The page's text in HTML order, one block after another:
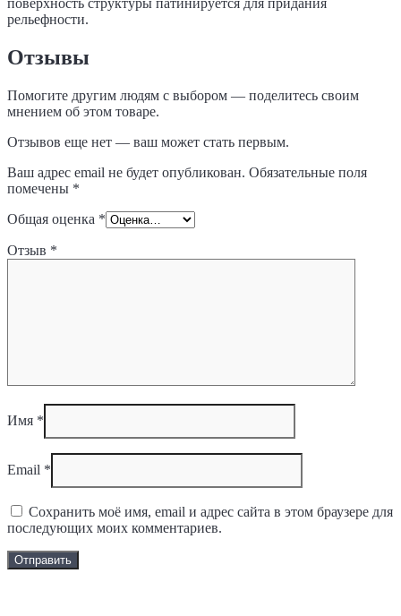
поверхность структуры патинируется для придания
рельефности.
Отзывы
Помогите другим людям с выбором — поделитесь своим
мнением об этом товаре.
Отзывов еще нет — ваш может стать первым.
Ваш адрес email не будет опубликован. Обязательные поля
помечены *
Общая оценка *
Отзыв *
Имя *
Email *
Сохранить моё имя, email и адрес сайта в этом браузере для
последующих моих комментариев.